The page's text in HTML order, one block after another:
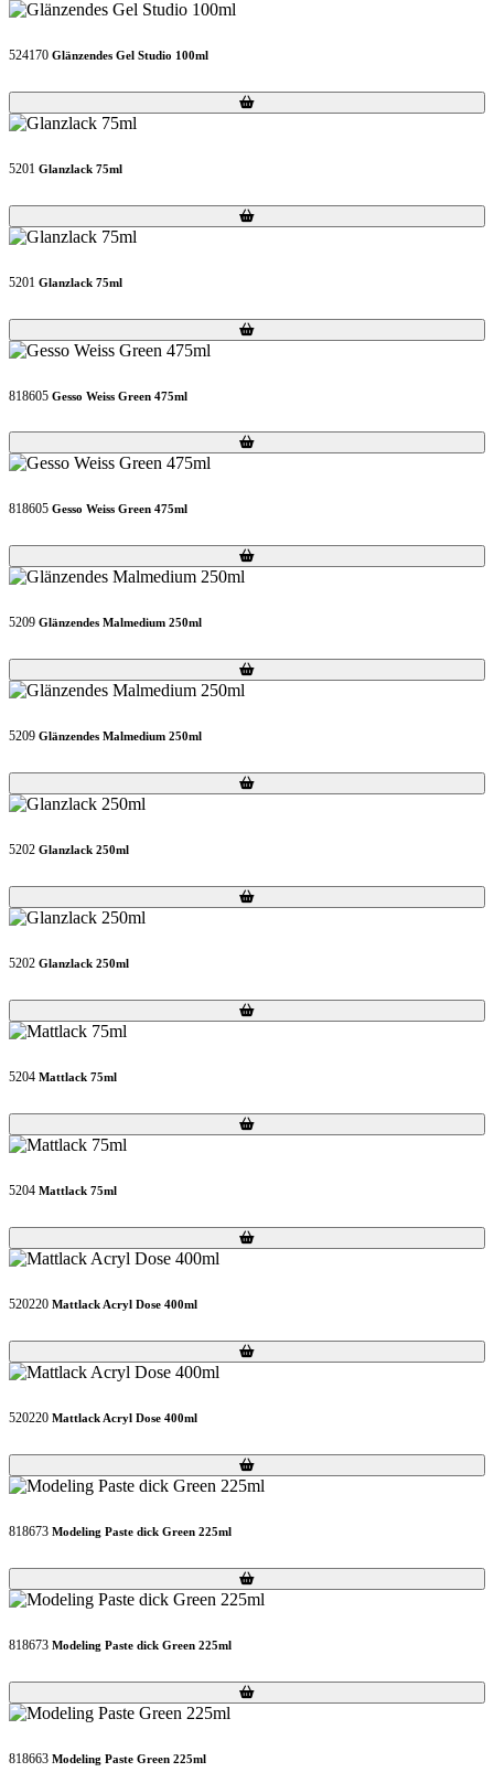
524170 Glänzendes Gel Studio 100ml
Loading...
Loading...
5201 Glanzlack 75ml
Loading...
Loading...
5201 Glanzlack 75ml
Loading...
Loading...
818605 Gesso Weiss Green 475ml
Loading...
Loading...
818605 Gesso Weiss Green 475ml
Loading...
Loading...
5209 Glänzendes Malmedium 250ml
Loading...
Loading...
5209 Glänzendes Malmedium 250ml
Loading...
Loading...
5202 Glanzlack 250ml
Loading...
Loading...
5202 Glanzlack 250ml
Loading...
Loading...
5204 Mattlack 75ml
Loading...
Loading...
5204 Mattlack 75ml
Loading...
Loading...
520220 Mattlack Acryl Dose 400ml
Loading...
Loading...
520220 Mattlack Acryl Dose 400ml
Loading...
Loading...
818673 Modeling Paste dick Green 225ml
Loading...
Loading...
818673 Modeling Paste dick Green 225ml
Loading...
Loading...
818663 Modeling Paste Green 225ml